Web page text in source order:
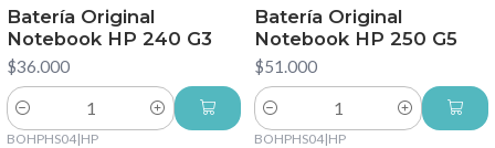
Batería Original
Notebook HP 240 G3
$36.000
Cantidad
Batería Original
Notebook HP 250 G5
$51.000
Cantidad
BOHPHS04|HP BOHPHS04|HP